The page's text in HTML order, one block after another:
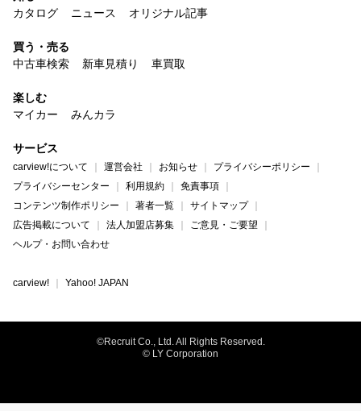
カタログ
ニュース オリジナル記事
買う・売る
中古車検索
新車見積り 車買取
楽しむ
マイカー
みんカラ
サービス
carview!について 運営会社 お知らせ
プライバシーポリシー
プライバシーセンター
利用規約
免責事項
コンテンツ制作ポリシー
著者一覧
サイトマップ
広告掲載について
法人加盟店募集
ご意見・ご要望
ヘルプ・お問い合わせ
carview! Yahoo! JAPAN
©Recruit Co., Ltd. All Rights Reserved.
© LY Corporation